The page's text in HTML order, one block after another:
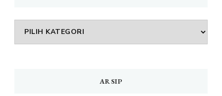
DAFTAR
MENU
ARSIP